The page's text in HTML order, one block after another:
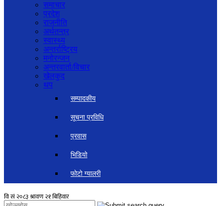
समाचार
प्रदेश
राजनीति
अर्थतन्त्र
स्वास्थ्य
अन्तर्राष्ट्रिय
मनोरन्जन
अन्तरवार्ता/विचार
खेलकुद
थप
सम्पादकीय
सूचना प्रविधि
प्रवास
भिडियो
फोटो ग्यालरी